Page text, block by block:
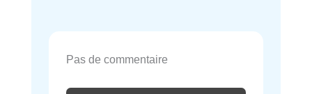
Pas de commentaire